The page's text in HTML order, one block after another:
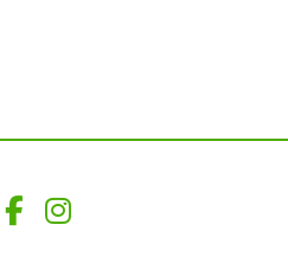
Facebook
Instagram